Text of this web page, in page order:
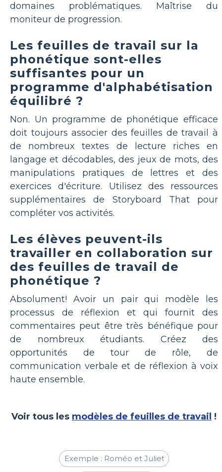
domaines problématiques. Maîtrise du
moniteur de progression.
Les feuilles de travail sur la
phonétique sont-elles
suffisantes pour un
programme d'alphabétisation
équilibré ?
Non. Un programme de phonétique efficace
doit toujours associer des feuilles de travail à
de nombreux textes de lecture riches en
langage et décodables, des jeux de mots, des
manipulations pratiques de lettres et des
exercices d'écriture. Utilisez des ressources
supplémentaires de Storyboard That pour
compléter vos activités.
Les élèves peuvent-ils
travailler en collaboration sur
des feuilles de travail de
phonétique ?
Absolument! Avoir un pair qui modèle les
processus de réflexion et qui fournit des
commentaires peut être très bénéfique pour
de nombreux étudiants. Créez des
opportunités de tour de rôle, de
communication verbale et de réflexion à voix
haute ensemble.
Voir tous les modèles de feuilles de travail !